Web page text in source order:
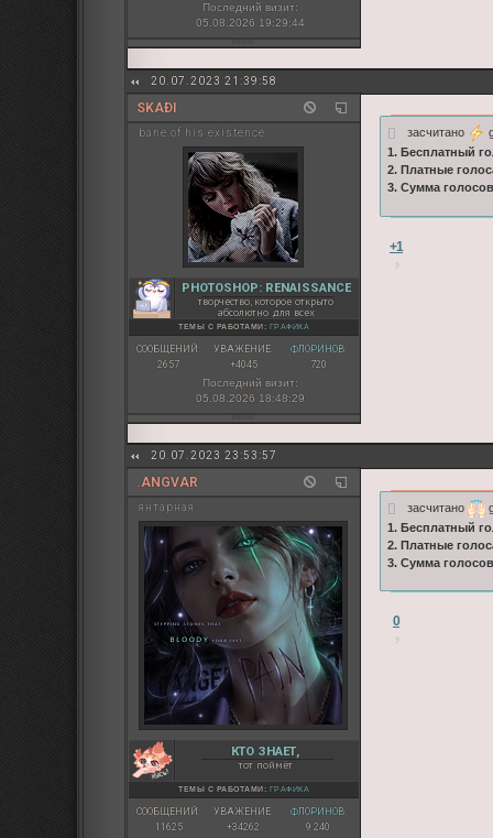
Последний визит:
05.08.2026 19:29:44
20.07.2023 21:39:58
SKAÐI
bane of his existence
PHOTOSHOP: RENAISSANCE
творчество, которое открыто
абсолютно для всех
ТЕМЫ С РАБОТАМИ: ГРАФИКА
СООБЩЕНИЙ:
2657
УВАЖЕНИЕ:
+4045
ФЛОРИНОВ:
720
Последний визит:
05.08.2026 18:48:29
засчитано
1. Бесплатный
2. Платные
3. Сумма
+1
20.07.2023 23:53:57
.ANGVAR
янтарная
КТО ЗНАЕТ,
тот поймёт
ТЕМЫ С РАБОТАМИ: ГРАФИКА
СООБЩЕНИЙ:
11625
УВАЖЕНИЕ:
+34262
ФЛОРИНОВ:
9 240
засчитано
1. Бесплатный
2. Платные
3. Сумма
0